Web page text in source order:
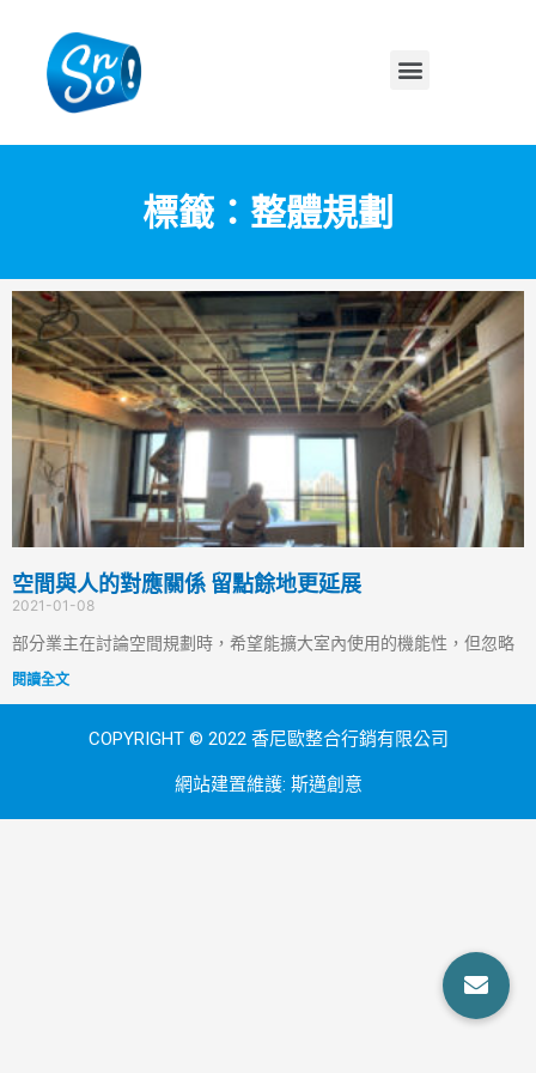
標籤：整體規劃
空間與人的對應關係 留點餘地更延展
2021-01-08
部分業主在討論空間規劃時，希望能擴大室內使用的機能性，但忽略
閱讀全文
COPYRIGHT © 2022 香尼歐整合行銷有限公司
網站建置維護: 斯邁創意